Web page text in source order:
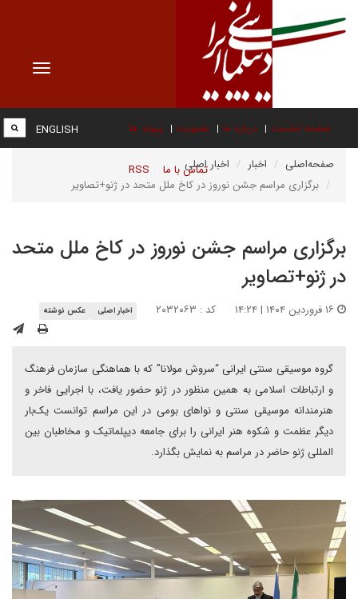
Toggle
صفحه نخست درباره ما عضویت پیوند ها
تماس با ما RSS
ENGLISH
صفحه‌اصلی اخبار
اخبار اصلی
برگزاری مراسم جشن نوروز در کاخ ملل متحد در ژنو+تصاویر
برگزاری مراسم جشن نوروز در کاخ ملل متحد
در ژنو+تصاویر
کد : ۲۰۳۲۰۶۳ اخبار اصلی عکس نوشته
گروه موسیقی سنتی ایرانی “سروش مولانا” که با هماهنگی سازمان فرهنگ
و ارتباطات اسلامی به همین منظور در ژنو حضور یافت، با اجرایی فاخر و
هنرمندانه موسیقی سنتی و نواهای بومی در این مراسم توانست یک‌بار
دیگر عظمت و شکوه هنر ایرانی را برای جامعه دیپلماتیک و مخاطبان بین
المللی ژنو حاضر در مراسم به نمایش بگذارد.